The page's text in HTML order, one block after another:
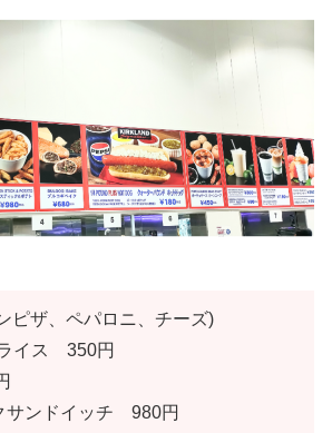
ピザ、ペパロニ、チーズ)
イス 350円
サンドイッチ 980円